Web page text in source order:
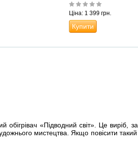
Ціна: 1 399 грн.
Купити
обігрівач «Підводний світ». Це
мистецтва. Якщо повісити